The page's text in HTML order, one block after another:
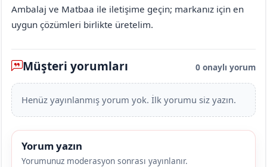
Ambalaj ve Matbaa ile iletişime geçin; markanız için en
uygun çözümleri birlikte üretelim.
Müşteri yorumları 0 onaylı yorum
Henüz yayınlanmış yorum yok. İlk yorumu siz yazın.
Yorum yazın
Yorumunuz moderasyon sonrası yayınlanır.